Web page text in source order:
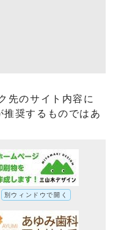
先のサイト内容に
推奨するものではあ
別ウィンドウで開く